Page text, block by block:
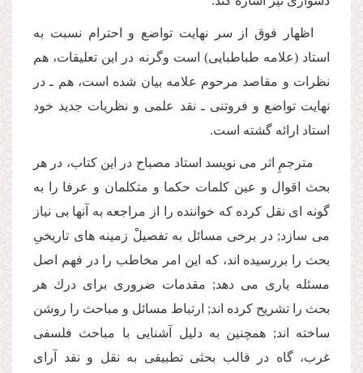
اظهار فوق از سر نهایت تواضع و احترام نسبت به
استاد (علامه طباطبایى) است وگرنه در این تعلیقات، هم
نظرات و مقاصد مرحوم علامه بیان شده است، هم ـ در
نهایت تواضع و فروتنى ـ نقد علمى و نظریات جدید خود
استاد ارائه گشته است.
مترجمِ اثر مى نویسد استاد مصباح در این كتاب، در هر
بحث اقوال و عین كلمات حكما و متكلمان و عرفا را به
گونه اى نقل كرده كه خواننده را از مراجعه به آنها بى نیاز
مى سازد; در برخى مسائل به تفصیلْ زمینه هاى تاریخىِ
بحث را بررسیده اند، كه این امر مخاطب را در فهم اصل
مسئله یارى مى دهد; مقدمات ضرورى براى درك هر
بحث را تشریح كرده اند; ارتباط مسائل و مباحث را روشن
ساخته اند; همچنین به دلیل آشنایى با مباحث فلسفى
غرب، گاه در قالب بحثى تطبیقى به نقل و نقد آراى